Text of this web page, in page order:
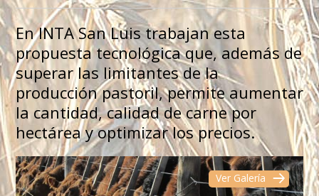
En INTA San Luis trabajan esta
propuesta tecnológica que, además de
superar las limitantes de la
producción pastoril, permite aumentar
la cantidad, calidad de carne por
hectárea y optimizar los precios.
Ver Galería